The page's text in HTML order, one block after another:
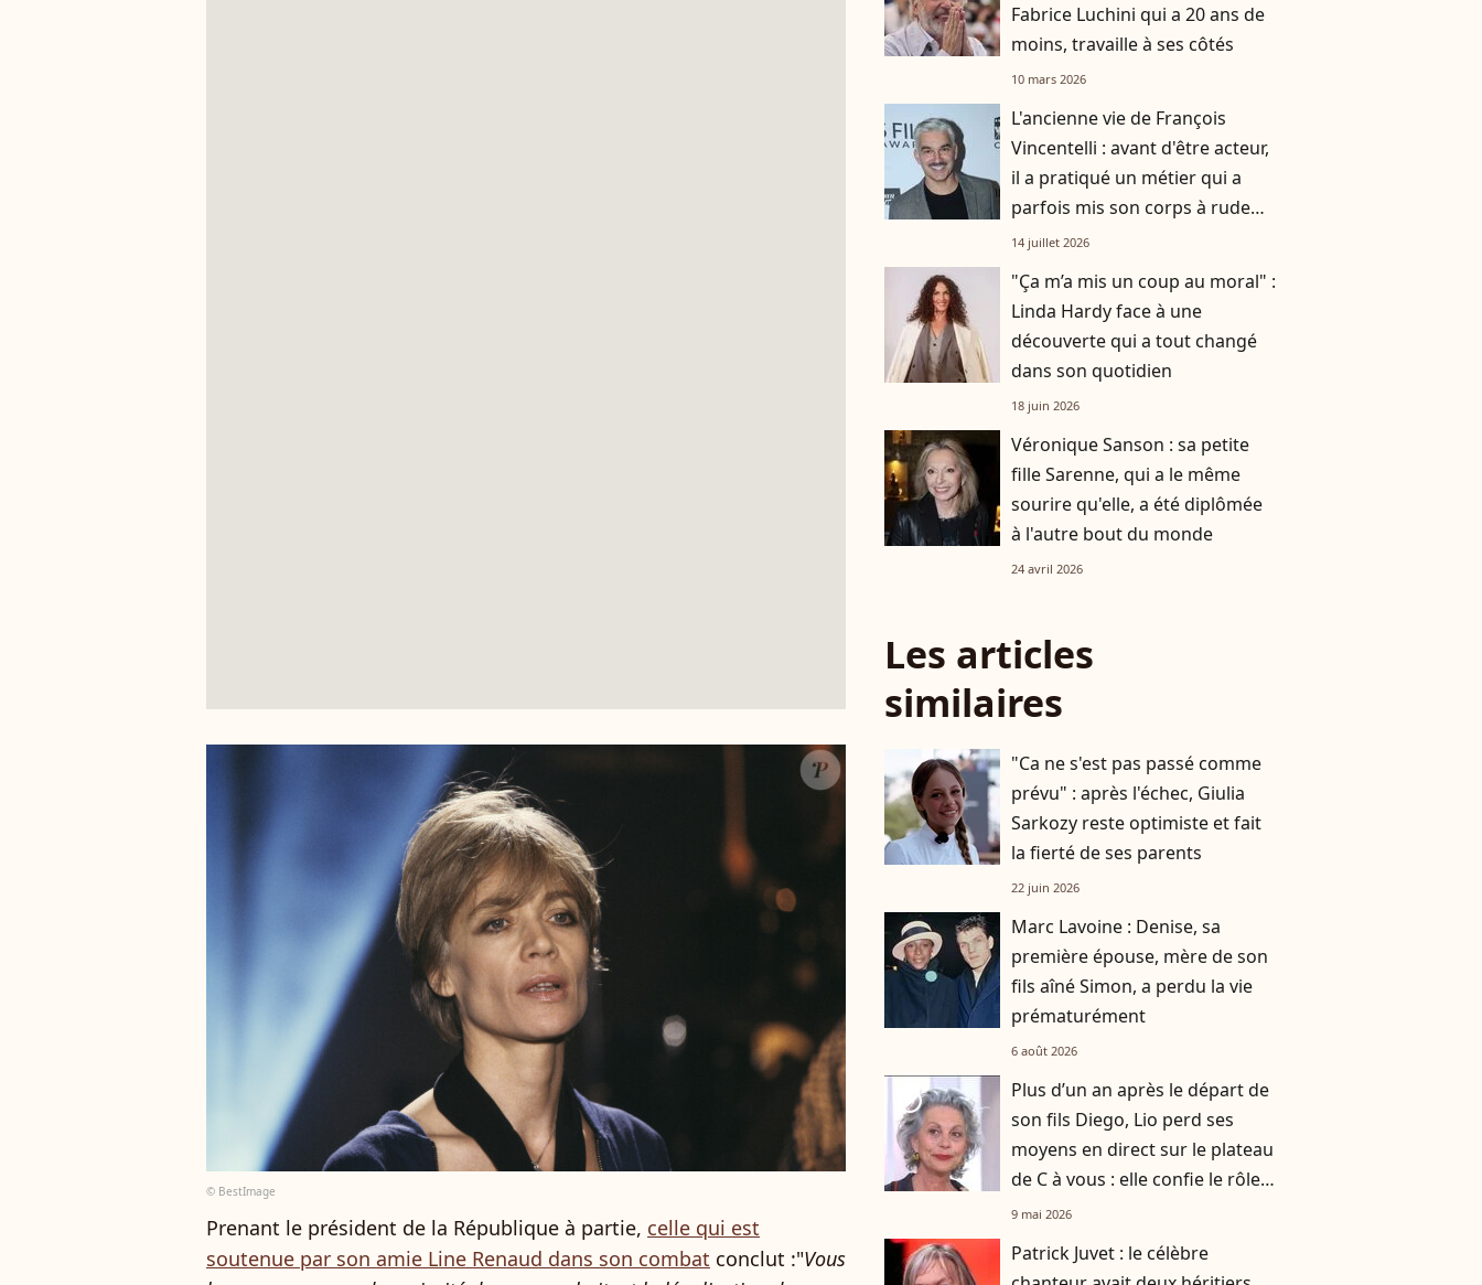
© BestImage
Prenant le président de la République à partie, celle qui est
soutenue par son amie Line Renaud dans son combat conclut :"Vous
Fabrice Luchini qui a 20 ans de
moins, travaille à ses côtés
10 mars 2026
L'ancienne vie de François
Vincentelli : avant d'être acteur,
il a pratiqué un métier qui a
parfois mis son corps à rude
épreuve, la preuve en images
14 juillet 2026
"Ça m’a mis un coup au moral" :
Linda Hardy face à une
découverte qui a tout changé
dans son quotidien
18 juin 2026
Véronique Sanson : sa petite
fille Sarenne, qui a le même
sourire qu'elle, a été diplômée
à l'autre bout du monde
24 avril 2026
Les articles
similaires
"Ca ne s'est pas passé comme
prévu" : après l'échec, Giulia
Sarkozy reste optimiste et fait
la fierté de ses parents
22 juin 2026
Marc Lavoine : Denise, sa
première épouse, mère de son
fils aîné Simon, a perdu la vie
prématurément
6 août 2026
player2
Plus d’un an après le départ de
son fils Diego, Lio perd ses
moyens en direct sur le plateau
de C à vous : elle confie le rôle
précieux qu’il a eu sur son
9 mai 2026
Patrick Juvet : le célèbre